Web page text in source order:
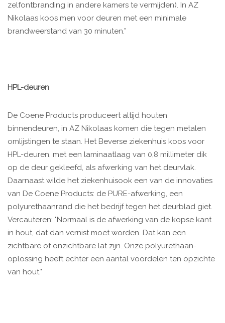
zelfontbranding in andere kamers te vermijden). In AZ
Nikolaas koos men voor deuren met een minimale
brandweerstand van 30 minuten.”
HPL-deuren
De Coene Products produceert altijd houten
binnendeuren, in AZ Nikolaas komen die tegen metalen
omlijstingen te staan. Het Beverse ziekenhuis koos voor
HPL-deuren, met een laminaatlaag van 0,8 millimeter dik
op de deur gekleefd, als afwerking van het deurvlak.
Daarnaast wilde het ziekenhuisook een van de innovaties
van De Coene Products: de PURE-afwerking, een
polyurethaanrand die het bedrijf tegen het deurblad giet.
Vercauteren: "Normaal is de afwerking van de kopse kant
in hout, dat dan vernist moet worden. Dat kan een
zichtbare of onzichtbare lat zijn. Onze polyurethaan-
oplossing heeft echter een aantal voordelen ten opzichte
van hout."